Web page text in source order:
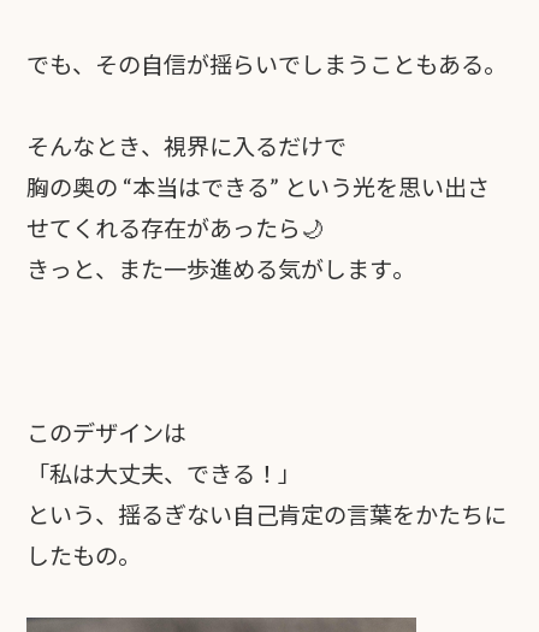
でも、その自信が揺らいでしまうこともある。
そんなとき、視界に入るだけで
胸の奥の “本当はできる” という光を思い出さ
せてくれる存在があったら🌙
きっと、また一歩進める気がします。
このデザインは
「私は大丈夫、できる！」
という、揺るぎない自己肯定の言葉をかたちに
したもの。